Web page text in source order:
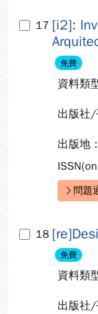
17 [i2]:
免費
資料類
出版社/
出版地：
快速連
問題
18
免費
資料類
出版社/